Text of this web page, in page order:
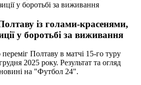
у боротьбі за виживання
із голами-красенями,
у боротьбі за виживання
Полтаву в матчі 15-го туру
2025 року. Результат та огляд
новині на "Футбол 24".